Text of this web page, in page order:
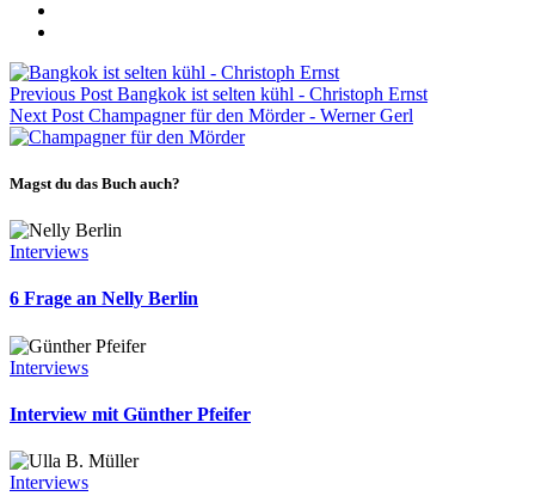
Previous Post Bangkok ist selten kühl - Christoph Ernst
Next Post Champagner für den Mörder - Werner Gerl
Magst du das Buch auch?
Categories
Interviews
6 Frage an Nelly Berlin
Categories
Interviews
Interview mit Günther Pfeifer
Categories
Interviews